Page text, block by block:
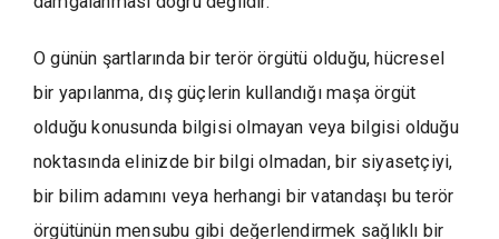
O günün şartlarında bir terör örgütü olduğu, hücresel
bir yapılanma, dış güçlerin kullandığı maşa örgüt
olduğu konusunda bilgisi olmayan veya bilgisi olduğu
noktasında elinizde bir bilgi olmadan, bir siyasetçiyi,
bir bilim adamını veya herhangi bir vatandaşı bu terör
örgütünün mensubu gibi değerlendirmek sağlıklı bir